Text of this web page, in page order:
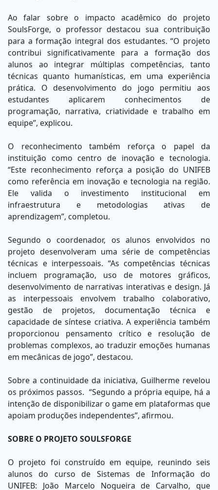
Ao falar sobre o impacto acadêmico do projeto
SoulsForge, o professor destacou sua contribuição
para a formação integral dos estudantes. “O projeto
contribui significativamente para a formação dos
alunos ao integrar múltiplas competências, tanto
técnicas quanto humanísticas, em uma experiência
prática. O desenvolvimento do jogo permitiu aos
estudantes aplicarem conhecimentos de
programação, narrativa, criatividade e trabalho em
equipe”, explicou.
O reconhecimento também reforça o papel da
instituição como centro de inovação e tecnologia.
“Este reconhecimento reforça a posição do UNIFEB
como referência em inovação e tecnologia na região.
Ele valida o investimento institucional em
infraestrutura e metodologias ativas de
aprendizagem”, completou.
Segundo o coordenador, os alunos envolvidos no
projeto desenvolveram uma série de competências
técnicas e interpessoais. “As competências técnicas
incluem programação, uso de motores gráficos,
desenvolvimento de narrativas interativas e design. Já
as interpessoais envolvem trabalho colaborativo,
gestão de projetos, documentação técnica e
capacidade de síntese criativa. A experiência também
proporcionou pensamento crítico e resolução de
problemas complexos, ao traduzir emoções humanas
em mecânicas de jogo”, destacou.
Sobre a continuidade da iniciativa, Guilherme revelou
os próximos passos. “Segundo a própria equipe, há a
intenção de disponibilizar o game em plataformas que
apoiam produções independentes”, afirmou.
SOBRE O PROJETO SOULSFORGE
O projeto foi construído em equipe, reunindo seis
alunos do curso de Sistemas de Informação do
UNIFEB: João Marcelo Nogueira de Carvalho, que